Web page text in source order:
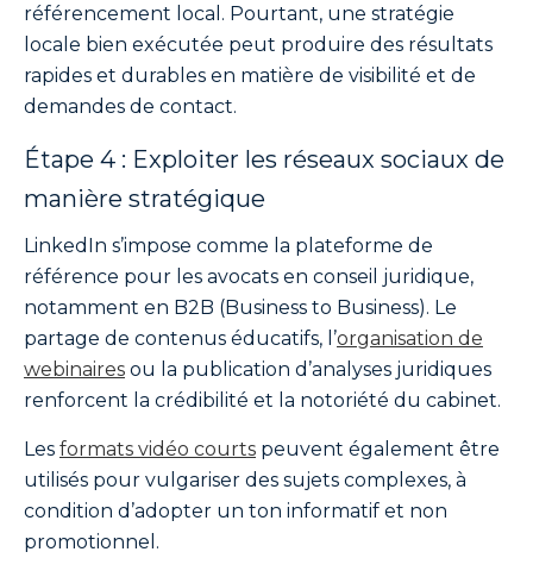
référencement local. Pourtant, une stratégie
locale bien exécutée peut produire des résultats
rapides et durables en matière de visibilité et de
demandes de contact.
Étape 4 : Exploiter les réseaux sociaux de
manière stratégique
LinkedIn s’impose comme la plateforme de
référence pour les avocats en conseil juridique,
notamment en B2B (Business to Business). Le
partage de contenus éducatifs, l’organisation de
webinaires ou la publication d’analyses juridiques
renforcent la crédibilité et la notoriété du cabinet.
Les formats vidéo courts peuvent également être
utilisés pour vulgariser des sujets complexes, à
condition d’adopter un ton informatif et non
promotionnel.